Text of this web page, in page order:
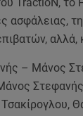
TractioN,
ασφάλειας,
αλλά,
– Μάνος
Στεφανής